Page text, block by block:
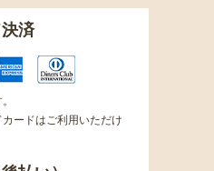
済
ードはご利用いただけ